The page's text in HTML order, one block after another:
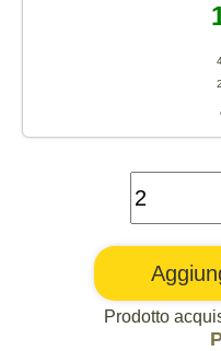
Prodotto